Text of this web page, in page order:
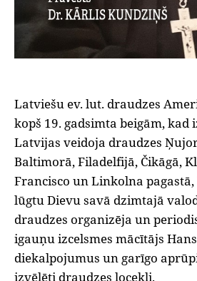
Latviešu ev. lut. draudzes
kopš 19. gadsimta beigām, kad
Latvijas veidoja draudzes
Baltimorā, Filadelfijā, Čikāgā,
Francisco un Linkolna
lūgtu Dievu savā dzimtajā
draudzes organizēja un
igauņu izcelsmes mācītājs
diekalpojumus un garīgo
izvēlēti draudzes locekļi.